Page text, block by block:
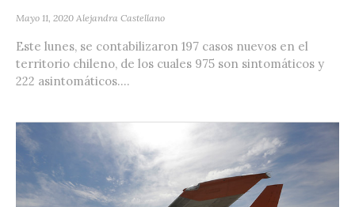
Mayo 11, 2020 Alejandra Castellano
Este lunes, se contabilizaron 197 casos nuevos en el
territorio chileno, de los cuales 975 son sintomáticos y
222 asintomáticos....